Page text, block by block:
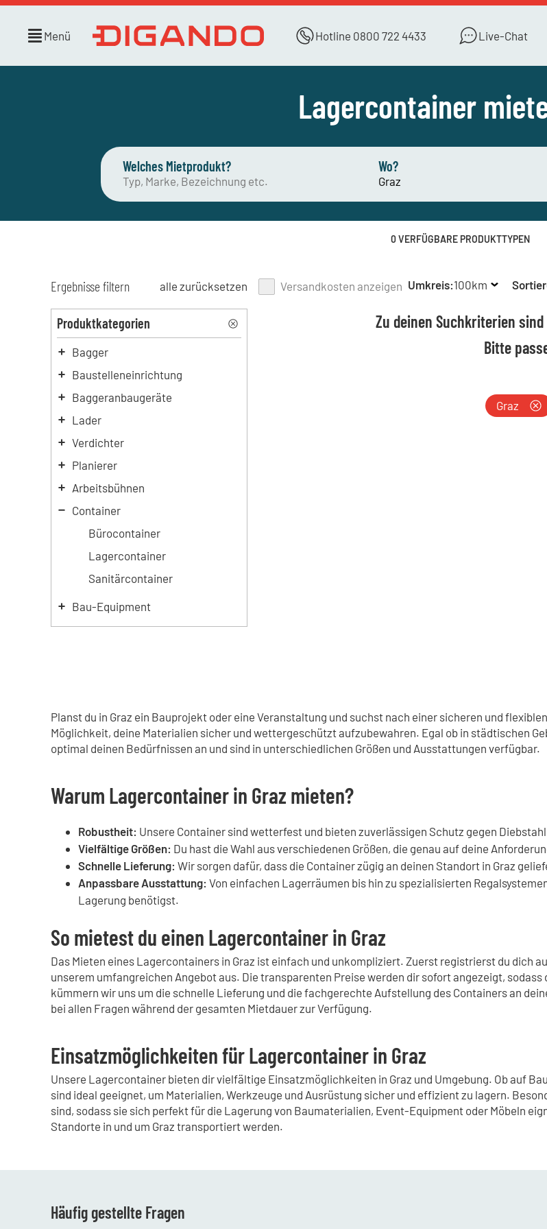
Menü Hotline 0800 722 4433 Live-Chat
Lagercontainer
Welches Mietprodukt? Wo?
0 VERFÜGBARE PRODUKTTYPEN
Ergebnisse filtern alle zurücksetzen Versandkosten anzeigen Umkreis:100km
Produktkategorien
Bagger
Baustelleneinrichtung
Baggeranbaugeräte
Lader
Verdichter
Planierer
Arbeitsbühnen
Container
Bürocontainer
Lagercontainer
Sanitärcontainer
Bau-Equipment
Zu deinen Suchkriterien
Bitte
Graz
Planst du in Graz ein Bauprojekt oder eine Veranstaltung und suchst nach einer sicheren und
Möglichkeit, deine Materialien sicher und wettergeschützt aufzubewahren. Egal ob in städtischen
optimal deinen Bedürfnissen an und sind in unterschiedlichen Größen und Ausstattungen verfügbar.
Warum Lagercontainer in Graz mieten?
Robustheit: Unsere Container sind wetterfest und bieten zuverlässigen Schutz gegen
Vielfältige Größen: Du hast die Wahl aus verschiedenen Größen, die genau auf deine
Schnelle Lieferung: Wir sorgen dafür, dass die Container zügig an deinen Standort in Graz
Anpassbare Ausstattung: Von einfachen Lagerräumen bis hin zu spezialisierten
Lagerung benötigst.
So mietest du einen Lagercontainer in Graz
Das Mieten eines Lagercontainers in Graz ist einfach und unkompliziert. Zuerst registrierst du dich
unserem umfangreichen Angebot aus. Die transparenten Preise werden dir sofort angezeigt,
kümmern wir uns um die schnelle Lieferung und die fachgerechte Aufstellung des Containers an
bei allen Fragen während der gesamten Mietdauer zur Verfügung.
Einsatzmöglichkeiten für Lagercontainer in Graz
Unsere Lagercontainer bieten dir vielfältige Einsatzmöglichkeiten in Graz und Umgebung. Ob auf
sind ideal geeignet, um Materialien, Werkzeuge und Ausrüstung sicher und effizient zu lagern.
sind, sodass sie sich perfekt für die Lagerung von Baumaterialien, Event-Equipment oder Möbeln
Standorte in und um Graz transportiert werden.
Häufig gestellte Fragen